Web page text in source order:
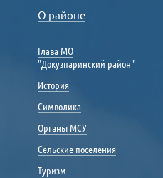
О районе
Глава МО
"Докузпаринский район"
История
Символика
Органы МСУ
Сельские поселения
Туризм